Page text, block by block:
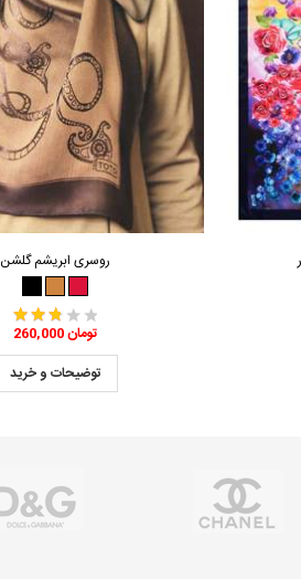
روسری ابریشم گلشن
260,000 تومان
توضیحات و خرید